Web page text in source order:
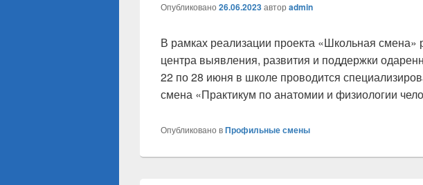
Опубликовано 26.06.2023автор admin
В рамках реализации проекта «Школьная смена»
центра выявления, развития и поддержки
22 по 28 июня в школе проводится
смена «Практикум по анатомии и физиологии
Опубликовано вПрофильные смены